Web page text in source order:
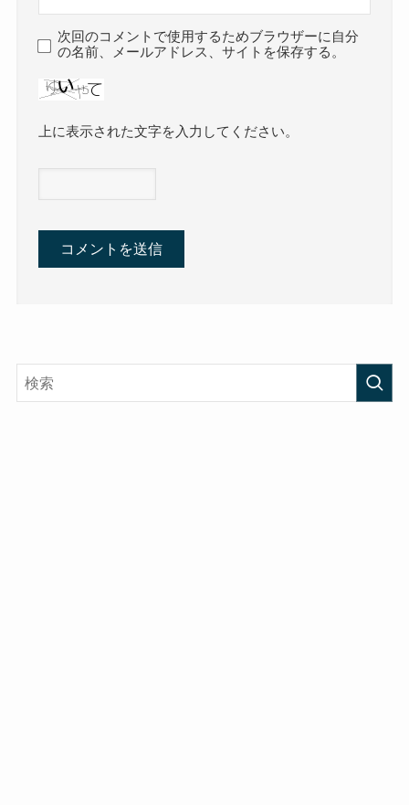
次回のコメントで使用するためブラウザーに自分
の名前、メールアドレス、サイトを保存する。
上に表示された文字を入力してください。